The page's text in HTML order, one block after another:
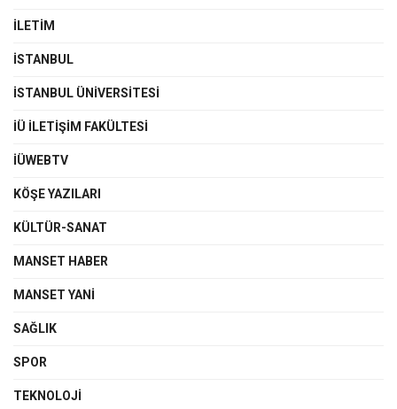
İLETIM
İSTANBUL
İSTANBUL ÜNIVERSITESI
İÜ İLETIŞIM FAKÜLTESI
İÜWEBTV
KÖŞE YAZILARI
KÜLTÜR-SANAT
MANSET HABER
MANSET YANI
SAĞLIK
SPOR
TEKNOLOJI